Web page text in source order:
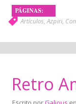
PÁGINAS:
Artículos,Azpiri,
Retro